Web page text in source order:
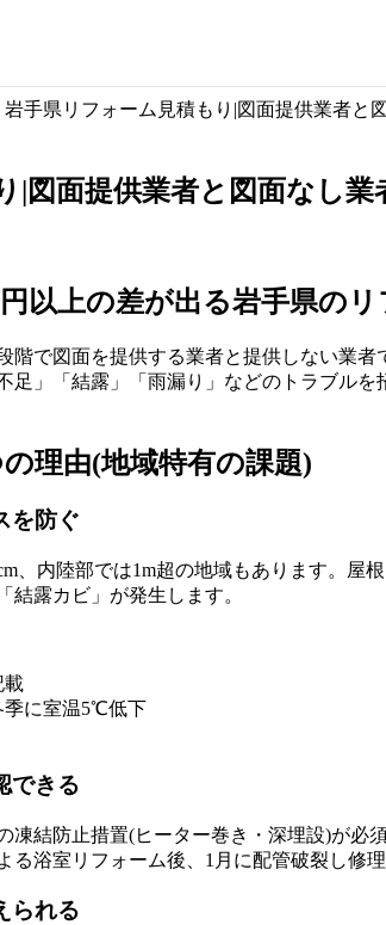
岩手県リフォーム見積もり|図面提供業者と
|図面提供業者と図面なし業
以上の差が出る岩手県の
階で図面を提供する業者と提供しない業
足」「結露」「雨漏り」などのトラブル
理由(地域特有の課題)
を防ぐ
、内陸部では1m超の地域もあります。
結露カビ」が発生します。
載
季に室温5℃低下
できる
凍結防止措置(ヒーター巻き・深埋設)が
浴室リフォーム後、1月に配管破裂し修理
られる